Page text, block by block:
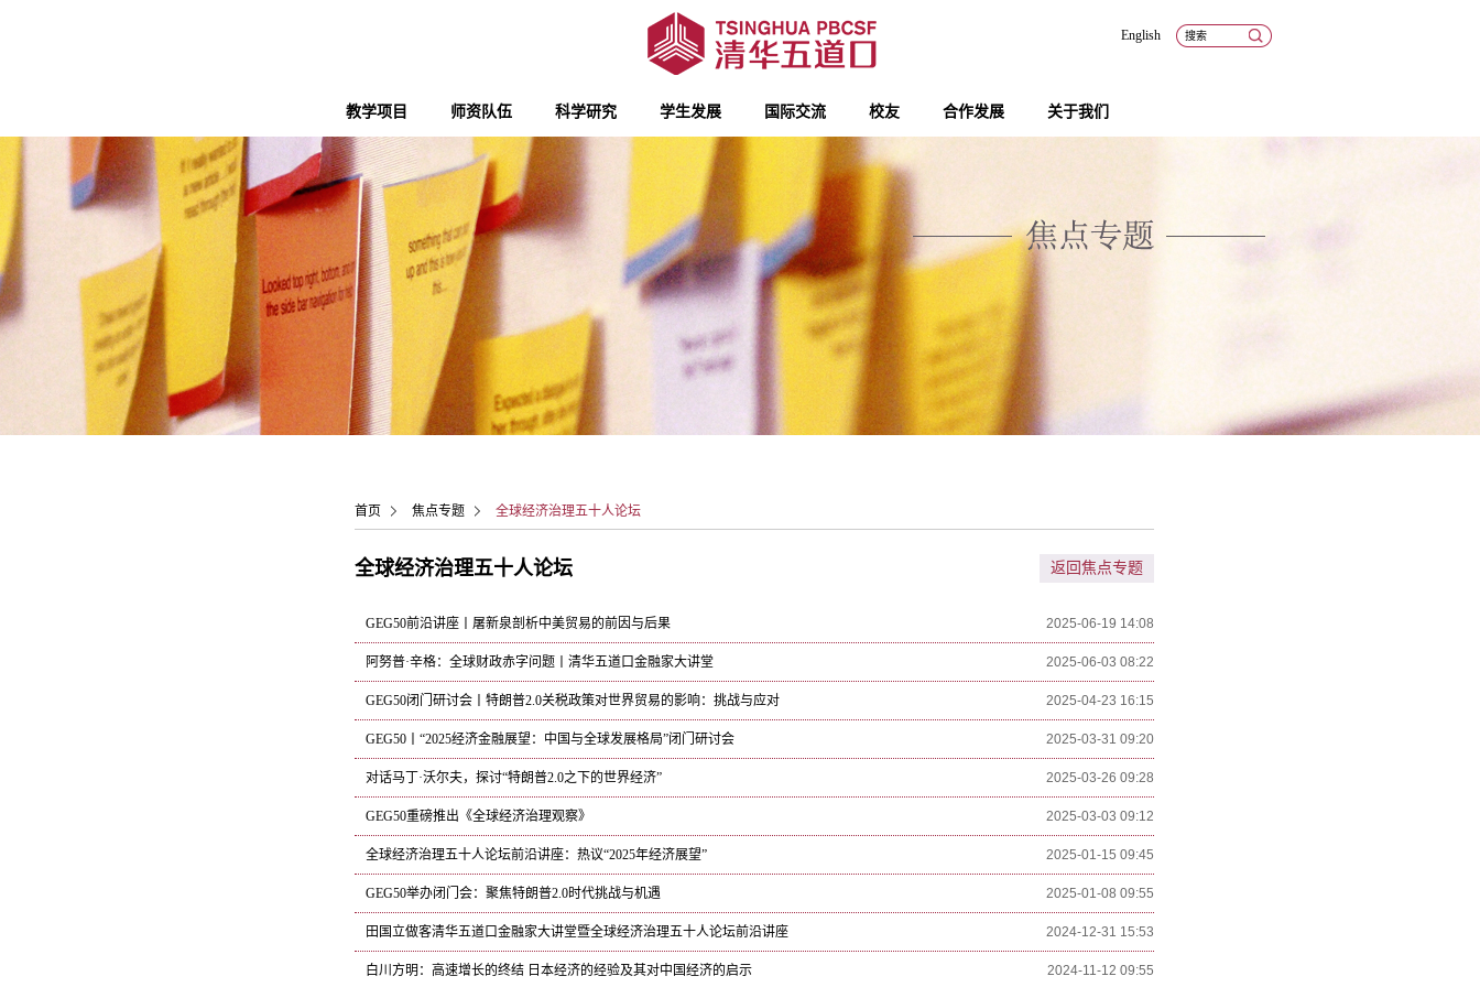
教学项目 师资队伍 科学研究 学生发展 国际交流 校友 合作发展 关于我们
English
首页 焦点专题 全球经济治理五十人论坛
全球经济治理五十人论坛 返回焦点专题
GEG50前沿讲座丨屠新泉剖析中美贸易的前因与后果 2025-06-19 14:08
阿努普·辛格：全球财政赤字问题丨清华五道口金融家大讲堂 2025-06-03 08:22
GEG50闭门研讨会丨特朗普2.0关税政策对世界贸易的影响：挑战与应对 2025-04-23 16:15
GEG50丨“2025经济金融展望：中国与全球发展格局”闭门研讨会 2025-03-31 09:20
对话马丁·沃尔夫，探讨“特朗普2.0之下的世界经济” 2025-03-26 09:28
GEG50重磅推出《全球经济治理观察》 2025-03-03 09:12
全球经济治理五十人论坛前沿讲座：热议“2025年经济展望” 2025-01-15 09:45
GEG50举办闭门会：聚焦特朗普2.0时代挑战与机遇 2025-01-08 09:55
田国立做客清华五道口金融家大讲堂暨全球经济治理五十人论坛前沿讲座 2024-12-31 15:53
白川方明：高速增长的终结 日本经济的经验及其对中国经济的启示 2024-11-12 09:55